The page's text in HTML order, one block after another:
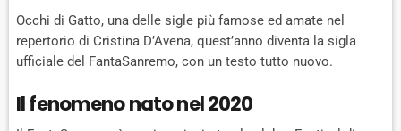
Occhi di Gatto, una delle sigle più famose ed amate nel
repertorio di Cristina D’Avena, quest’anno diventa la sigla
ufficiale del FantaSanremo, con un testo tutto nuovo.
Il fenomeno nato nel 2020